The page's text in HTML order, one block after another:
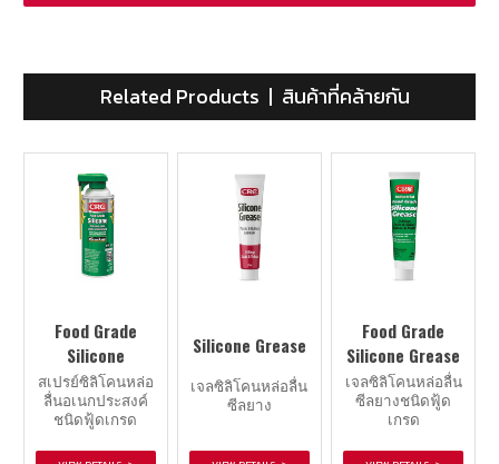
Related Products | สินค้าที่คล้ายกัน
Food Grade
Silicone
สเปรย์ซิลิโคนหล่อ
ลื่นอเนกประสงค์
ชนิดฟู้ดเกรด
Silicone Grease
เจลซิลิโคนหล่อลื่น
ซีลยาง
Food Grade
Silicone Grease
เจลซิลิโคนหล่อลื่น
ซีลยางชนิดฟู้ด
เกรด